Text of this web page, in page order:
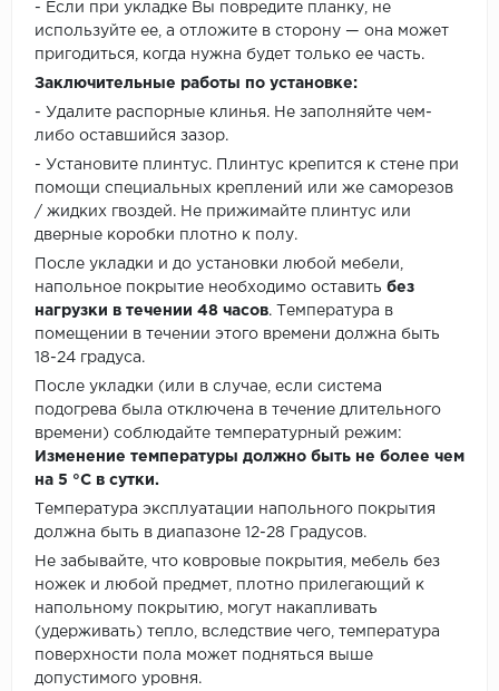
- Если при укладке Вы повредите планку, не
используйте ее, а отложите в сторону — она может
пригодиться, когда нужна будет только ее часть.
Заключительные работы по установке:
- Удалите распорные клинья. Не заполняйте чем-
либо оставшийся зазор.
- Установите плинтус. Плинтус крепится к стене при
помощи специальных креплений или же саморезов
/ жидких гвоздей. Не прижимайте плинтус или
дверные коробки плотно к полу.
После укладки и до установки любой мебели,
напольное покрытие необходимо оставить без
нагрузки в течении 48 часов. Температура в
помещении в течении этого времени должна быть
18-24 градуса.
После укладки (или в случае, если система
подогрева была отключена в течение длительного
времени) соблюдайте температурный режим:
Изменение температуры должно быть не более чем
на 5 °C в сутки.
Температура эксплуатации напольного покрытия
должна быть в диапазоне 12-28 Градусов.
Не забывайте, что ковровые покрытия, мебель без
ножек и любой предмет, плотно прилегающий к
напольному покрытию, могут накапливать
(удерживать) тепло, вследствие чего, температура
поверхности пола может подняться выше
допустимого уровня.